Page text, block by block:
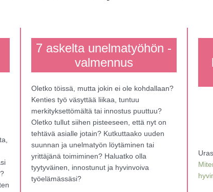
7 askelta unelmatyöhön -
valmennus
Oletko töissä, mutta jokin ei ole kohdallaan?
Kenties työ väsyttää liikaa, tuntuu
merkityksettömältä tai innostus puuttuu?
Oletko tullut siihen pisteeseen, että nyt on
tehtävä asialle jotain? Kutkuttaako uuden
suunnan ja unelmatyön löytäminen tai
yrittäjänä toimiminen? Haluatko olla
tyytyväinen, innostunut ja hyvinvoiva
työelämässäsi?